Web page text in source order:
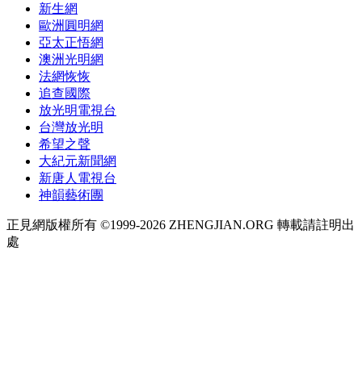
新生網
歐洲圓明網
亞太正悟網
澳洲光明網
法網恢恢
追查國際
放光明電視台
台灣放光明
希望之聲
大紀元新聞網
新唐人電視台
神韻藝術團
正見網版權所有 ©1999-2026 ZHENGJIAN.ORG 轉載請註明出
處